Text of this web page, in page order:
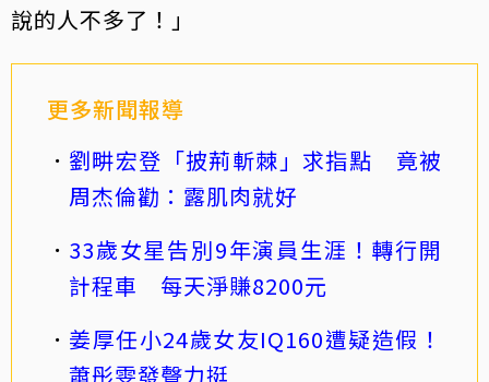
說的人不多了！」
更多新聞報導
劉畊宏登「披荊斬棘」求指點 竟被
周杰倫勸：露肌肉就好
33歲女星告別9年演員生涯！轉行開
計程車 每天淨賺8200元
姜厚任小24歲女友IQ160遭疑造假！
蕭彤雯發聲力挺